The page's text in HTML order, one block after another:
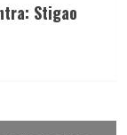
Stigao